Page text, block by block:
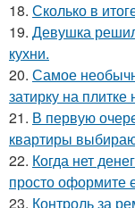
18. Сколько в
19. Девушка
кухни.
20. Самое
затирку на
21. В первую
квартиры
22. Когда нет
просто оформите
23. Контроль за